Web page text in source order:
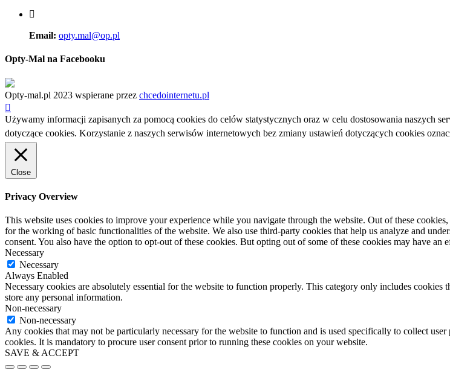
Email: opty.mal@op.pl
Opty-Mal na Facebooku
Opty-mal.pl 2023 wspierane przez chcedointernetu.pl
Używamy informacji zapisanych za pomocą cookies do celów statystycznych oraz w celu dostosowania naszych
dotyczące cookies. Korzystanie z naszych serwisów internetowych bez zmiany ustawień dotyczących cookies
Close
Privacy Overview
This website uses cookies to improve your experience while you navigate through the website. Out of these
for the working of basic functionalities of the website. We also use third-party cookies that help us analyze and
consent. You also have the option to opt-out of these cookies. But opting out of some of these cookies may have an
Necessary
Necessary
Always Enabled
Necessary cookies are absolutely essential for the website to function properly. This category only includes
store any personal information.
Non-necessary
Non-necessary
Any cookies that may not be particularly necessary for the website to function and is used specifically to collect
cookies. It is mandatory to procure user consent prior to running these cookies on your website.
SAVE & ACCEPT